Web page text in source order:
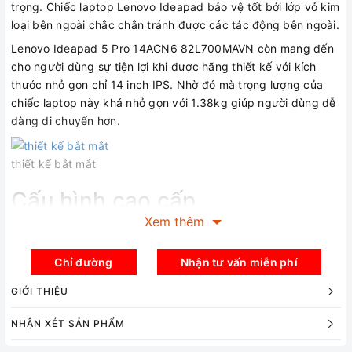
trọng. Chiếc laptop Lenovo Ideapad bảo vệ tốt bởi lớp vỏ kim
loại bên ngoài chắc chắn tránh được các tác động bên ngoài.
Lenovo Ideapad 5 Pro 14ACN6 82L700MAVN còn mang đến
cho người dùng sự tiện lợi khi được hãng thiết kế với kích
thước nhỏ gọn chỉ 14 inch IPS. Nhờ đó mà trọng lượng của
chiếc laptop này khá nhỏ gọn với 1.38kg giúp người dùng dễ
dàng di chuyển hơn.
thiết kế bắt mắt
Cấu hình cao cấp
Laptop Lenovo Ideapad 5 Pro 14 sử dụng CPU AMD Ryzen™
5-5600U. Bộ nhớ RAM 16GB cùng với bộ nhớ lưu trữ SSD
512GB. Với cấu hình náy, bạn tự tin có thể chiến tốt các tựa
game hot hiện nay với mức FPS cao. Bên cạnh đó, những
được Lenovo Ideapad 5 Pro 14.
Xem thêm
Chỉ đường Nhận tư vấn miễn phí
GIỚI THIỆU
NHẬN XÉT SẢN PHẨM